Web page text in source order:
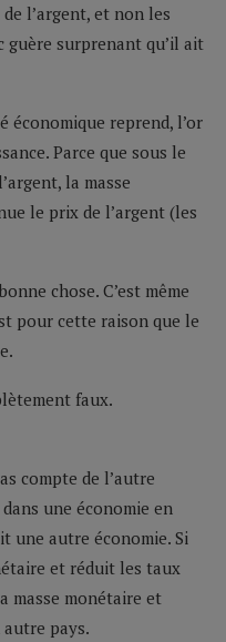
l’argent, et non les
guère surprenant qu’il ait
économique reprend, l’or
Parce que sous le
la masse
le prix de l’argent (les
chose. C’est même
pour cette raison que le
faux.
compte de l’autre
une économie en
une autre économie. Si
et réduit les taux
masse monétaire et
autre pays.